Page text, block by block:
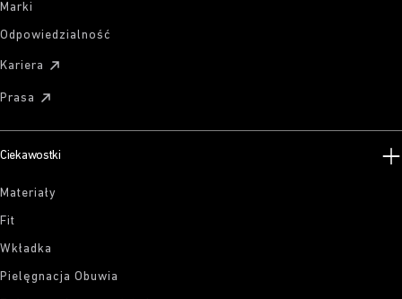
Marki
Odpowiedzialność
Kariera
Prasa
Ciekawostki
Materiały
Fit
Wkładka
Pielęgnacja Obuwia